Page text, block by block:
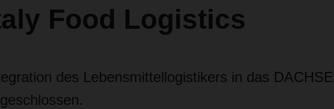
Food Logistics
des Lebensmittellogistikers in das